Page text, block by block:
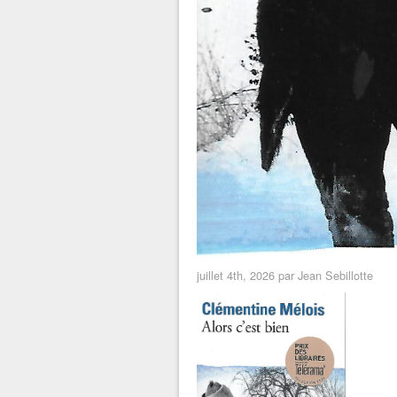
juillet 4th, 2026 par Jean Sebillotte